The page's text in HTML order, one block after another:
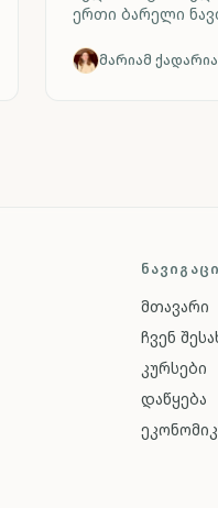
ერთი ბარელი
გამწვავებულმა
მარიამ ქადარია
მთავარი
ჩვენ
კურსები
დაწყება